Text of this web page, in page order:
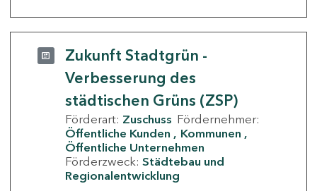
Zukunft Stadtgrün -
Verbesserung des
städtischen Grüns (ZSP)
Förderart: Zuschuss Fördernehmer:
Öffentliche Kunden
Kommunen
Öffentliche Unternehmen
Förderzweck: Städtebau und
Regionalentwicklung